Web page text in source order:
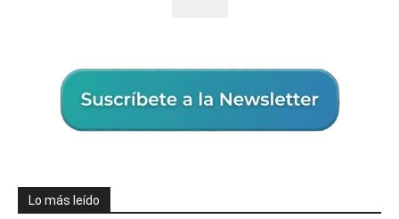
Lo más leído